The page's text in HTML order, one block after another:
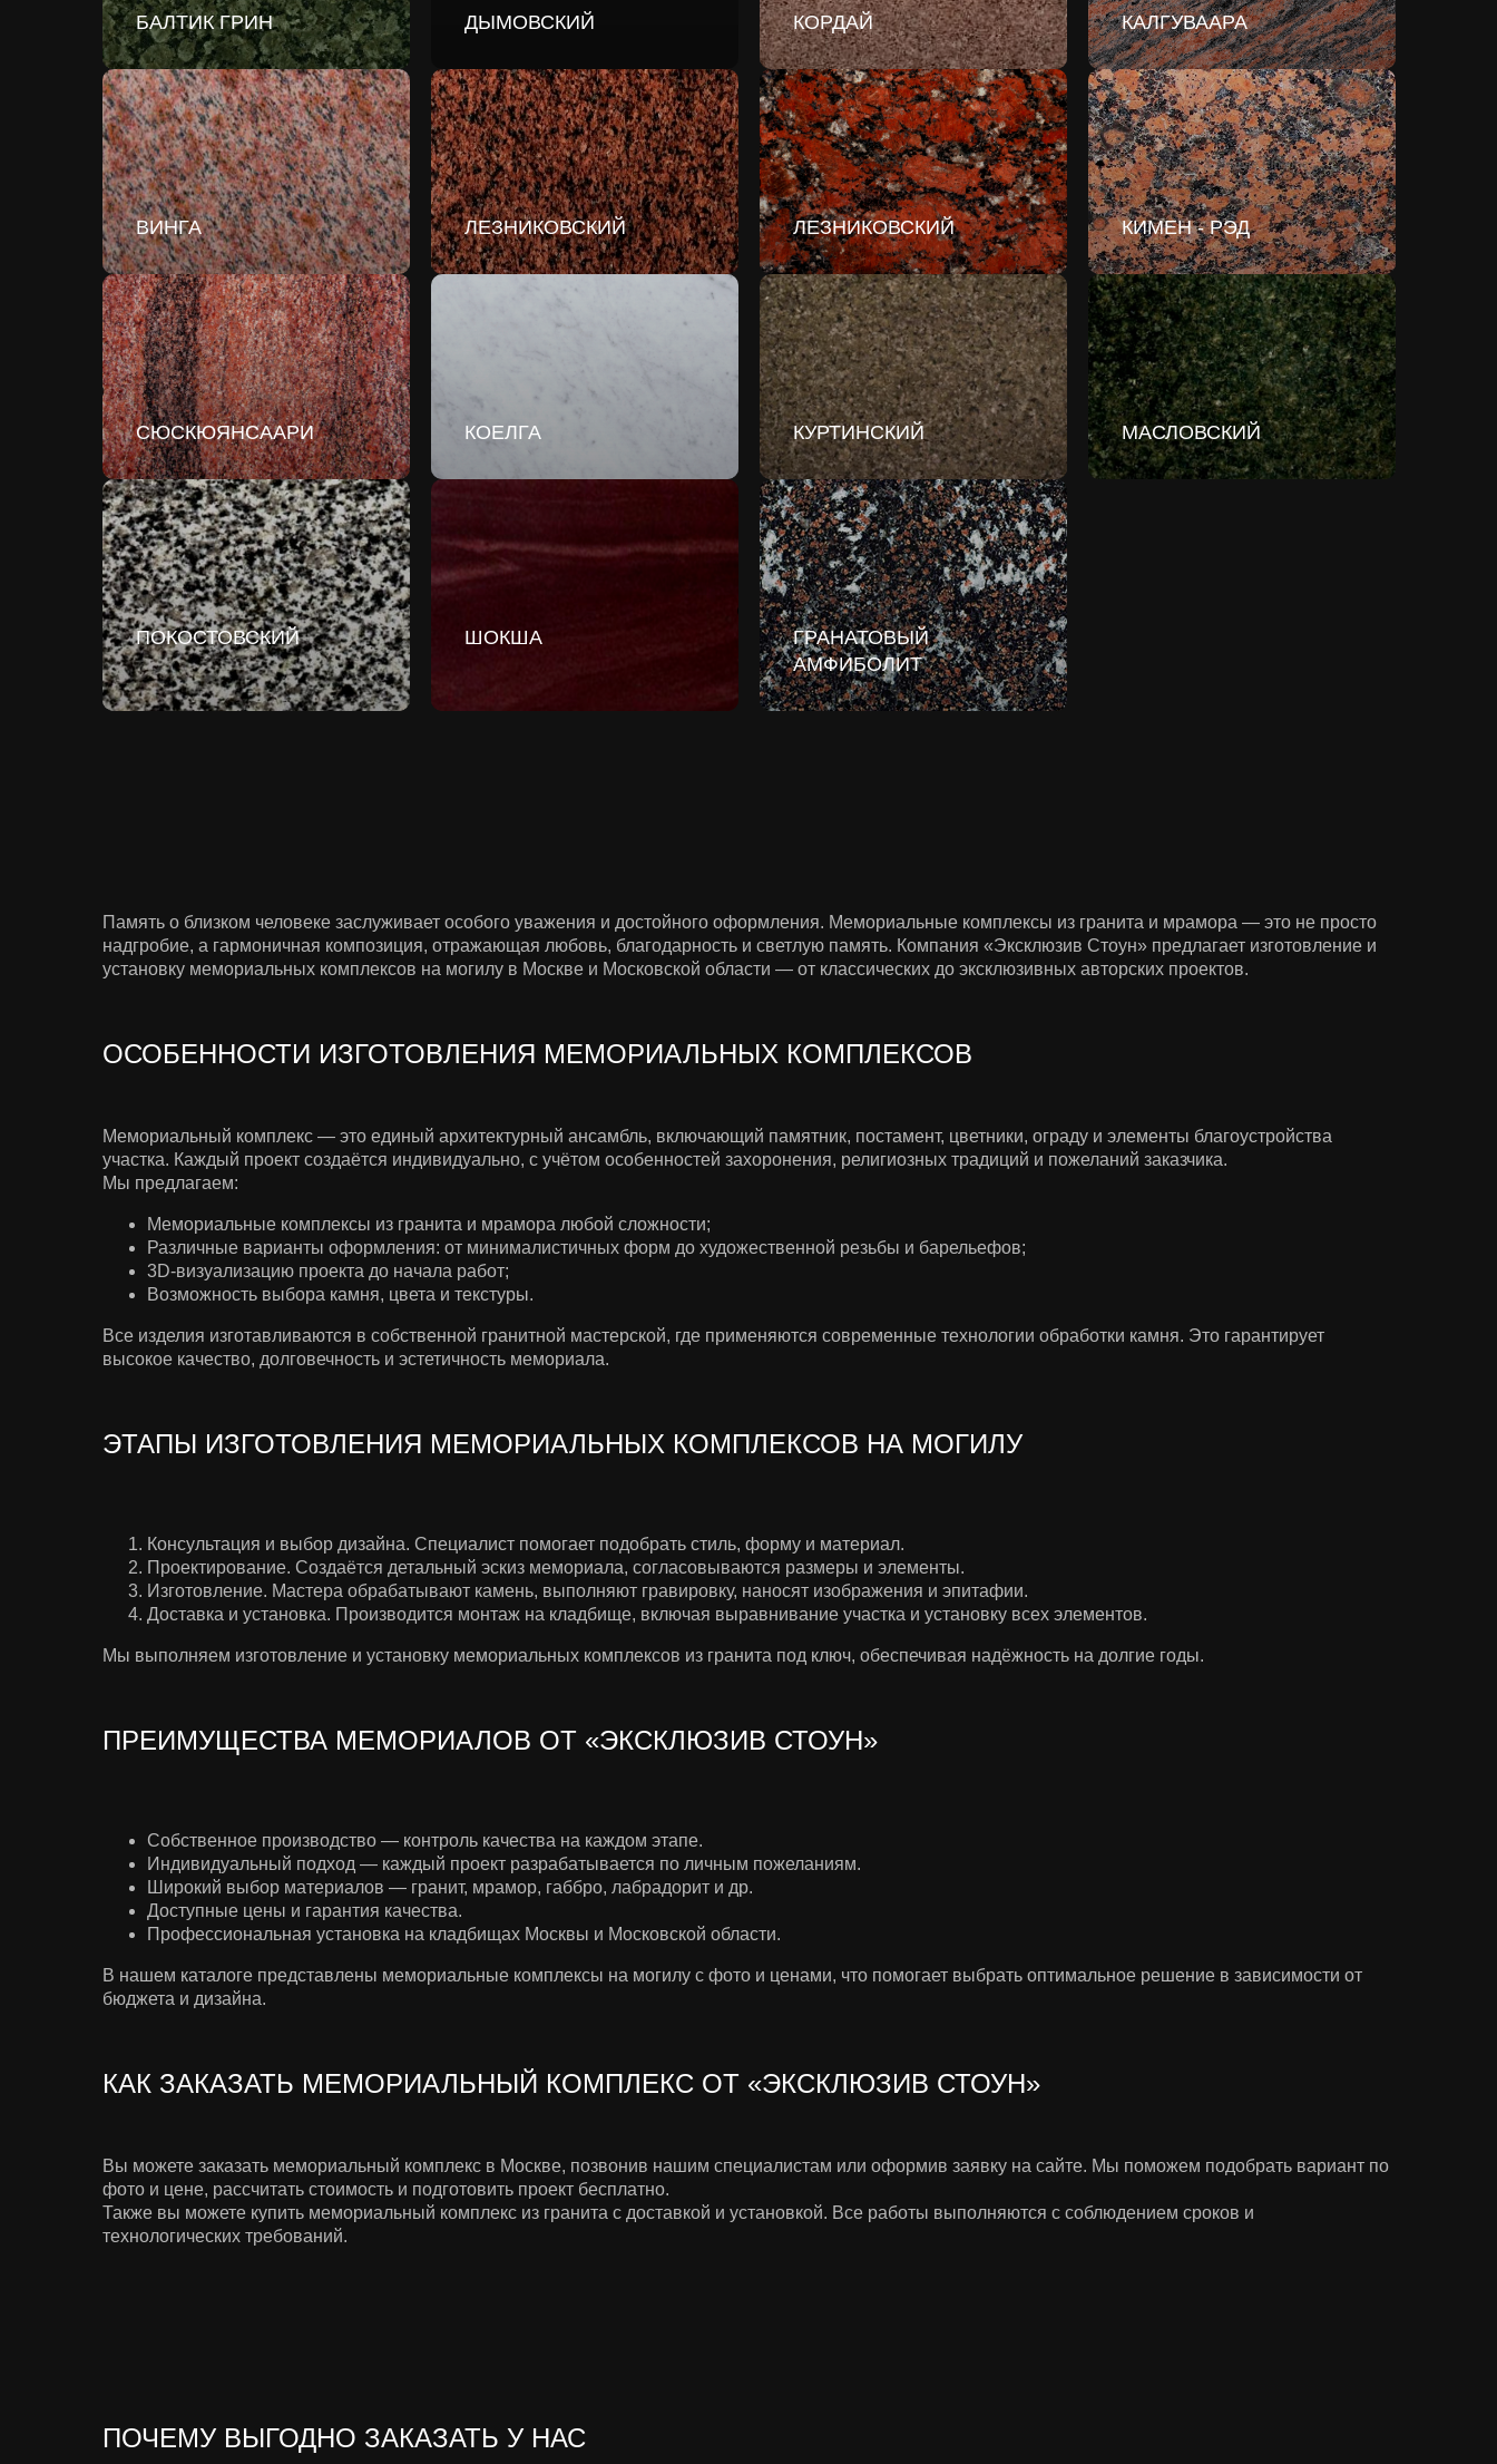
БАЛТИК ГРИН ДЫМОВСКИЙ КОРДАЙ КАЛГУВААРА
ВИНГА ЛЕЗНИКОВСКИЙ ЛЕЗНИКОВСКИЙ КИМЕН - РЭД
СЮСКЮЯНСААРИ КОЕЛГА КУРТИНСКИЙ МАСЛОВСКИЙ
ПОКОСТОВСКИЙ ШОКША
ГРАНАТОВЫЙ
АМФИБОЛИТ
Память о близком человеке заслуживает особого уважения и достойного оформления. Мемориальные комплексы из гранита и мрамора — это не просто
надгробие, а гармоничная композиция, отражающая любовь, благодарность и светлую память. Компания «Эксклюзив Стоун» предлагает изготовление и
установку мемориальных комплексов на могилу в Москве и Московской области — от классических до эксклюзивных авторских проектов.
ОСОБЕННОСТИ ИЗГОТОВЛЕНИЯ МЕМОРИАЛЬНЫХ КОМПЛЕКСОВ
Мемориальный комплекс — это единый архитектурный ансамбль, включающий памятник, постамент, цветники, ограду и элементы благоустройства
участка. Каждый проект создаётся индивидуально, с учётом особенностей захоронения, религиозных традиций и пожеланий заказчика.
Мы предлагаем:
Мемориальные комплексы из гранита и мрамора любой сложности;
Различные варианты оформления: от минималистичных форм до художественной резьбы и барельефов;
3D-визуализацию проекта до начала работ;
Возможность выбора камня, цвета и текстуры.
Все изделия изготавливаются в собственной гранитной мастерской, где применяются современные технологии обработки камня. Это гарантирует
высокое качество, долговечность и эстетичность мемориала.
ЭТАПЫ ИЗГОТОВЛЕНИЯ МЕМОРИАЛЬНЫХ КОМПЛЕКСОВ НА МОГИЛУ
Консультация и выбор дизайна. Специалист помогает подобрать стиль, форму и материал.
Проектирование. Создаётся детальный эскиз мемориала, согласовываются размеры и элементы.
Изготовление. Мастера обрабатывают камень, выполняют гравировку, наносят изображения и эпитафии.
Доставка и установка. Производится монтаж на кладбище, включая выравнивание участка и установку всех элементов.
Мы выполняем изготовление и установку мемориальных комплексов из гранита под ключ, обеспечивая надёжность на долгие годы.
ПРЕИМУЩЕСТВА МЕМОРИАЛОВ ОТ «ЭКСКЛЮЗИВ СТОУН»
Собственное производство — контроль качества на каждом этапе.
Индивидуальный подход — каждый проект разрабатывается по личным пожеланиям.
Широкий выбор материалов — гранит, мрамор, габбро, лабрадорит и др.
Доступные цены и гарантия качества.
Профессиональная установка на кладбищах Москвы и Московской области.
В нашем каталоге представлены мемориальные комплексы на могилу с фото и ценами, что помогает выбрать оптимальное решение в зависимости от
бюджета и дизайна.
КАК ЗАКАЗАТЬ МЕМОРИАЛЬНЫЙ КОМПЛЕКС ОТ «ЭКСКЛЮЗИВ СТОУН»
Вы можете заказать мемориальный комплекс в Москве, позвонив нашим специалистам или оформив заявку на сайте. Мы поможем подобрать вариант по
фото и цене, рассчитать стоимость и подготовить проект бесплатно.
Также вы можете купить мемориальный комплекс из гранита с доставкой и установкой. Все работы выполняются с соблюдением сроков и
технологических требований.
ПОЧЕМУ ВЫГОДНО ЗАКАЗАТЬ У НАС